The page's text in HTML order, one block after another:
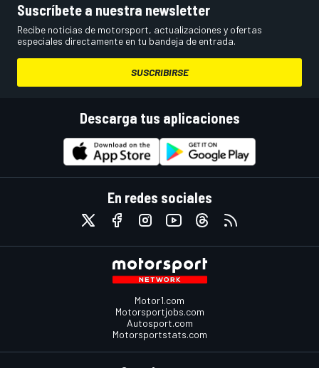
Suscríbete a nuestra newsletter
Recibe noticias de motorsport, actualizaciones y ofertas
especiales directamente en tu bandeja de entrada.
SUSCRIBIRSE
Descarga tus aplicaciones
En redes sociales
Motor1.com
Motorsportjobs.com
Autosport.com
Motorsportstats.com